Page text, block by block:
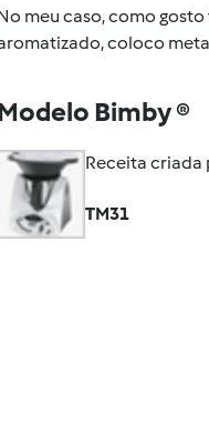
meu caso, como
coloco
Bimby ®
Receita criada
TM31